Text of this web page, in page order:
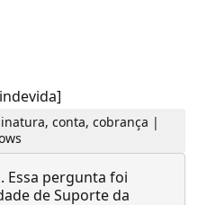
conta, cobrança |
Essa pergunta foi
de Suporte da